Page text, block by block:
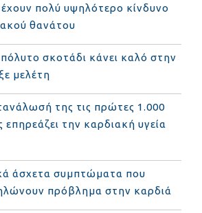
έχουν πολύ υψηλότερο κίνδυνο
θανάτου
σκοτάδι κάνει καλό στην
μελέτη
της τις πρώτες 1.000
την καρδιακή υγεία
άσχετα συμπτώματα που
πρόβλημα στην καρδιά